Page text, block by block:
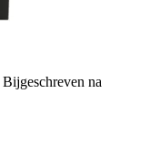
Bijgeschreven na